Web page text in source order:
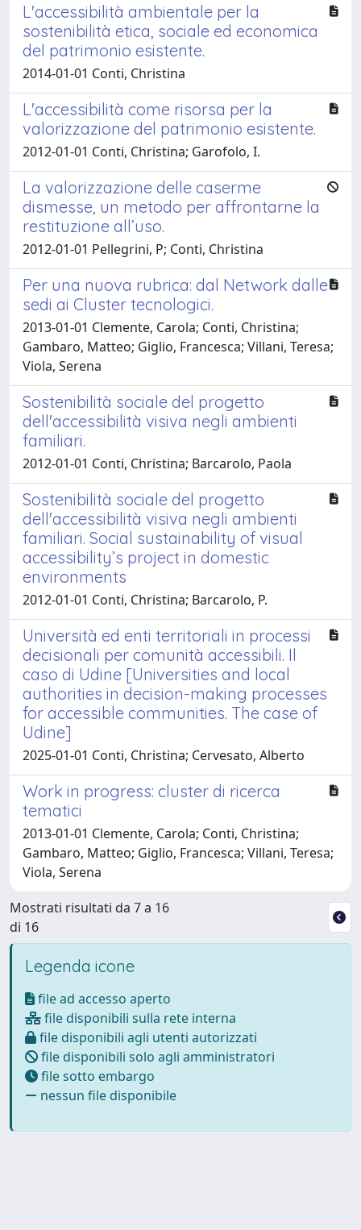
L'accessibilità ambientale per la
sostenibilità etica, sociale ed economica
del patrimonio esistente.
2014-01-01 Conti, Christina
L'accessibilità come risorsa per la
valorizzazione del patrimonio esistente.
2012-01-01 Conti, Christina; Garofolo, I.
La valorizzazione delle caserme
dismesse, un metodo per affrontarne la
restituzione all’uso.
2012-01-01 Pellegrini, P; Conti, Christina
Per una nuova rubrica: dal Network dalle
sedi ai Cluster tecnologici.
2013-01-01 Clemente, Carola; Conti, Christina;
Gambaro, Matteo; Giglio, Francesca; Villani, Teresa;
Viola, Serena
Sostenibilità sociale del progetto
dell'accessibilità visiva negli ambienti
familiari.
2012-01-01 Conti, Christina; Barcarolo, Paola
Sostenibilità sociale del progetto
dell'accessibilità visiva negli ambienti
familiari. Social sustainability of visual
accessibility’s project in domestic
environments
2012-01-01 Conti, Christina; Barcarolo, P.
Università ed enti territoriali in processi
decisionali per comunità accessibili. Il
caso di Udine [Universities and local
authorities in decision-making processes
for accessible communities. The case of
Udine]
2025-01-01 Conti, Christina; Cervesato, Alberto
Work in progress: cluster di ricerca
tematici
2013-01-01 Clemente, Carola; Conti, Christina;
Gambaro, Matteo; Giglio, Francesca; Villani, Teresa;
Viola, Serena
Mostrati risultati da 7 a 16
di 16
Legenda icone
file ad accesso aperto
file disponibili sulla rete interna
file disponibili agli utenti autorizzati
file disponibili solo agli amministratori
file sotto embargo
nessun file disponibile